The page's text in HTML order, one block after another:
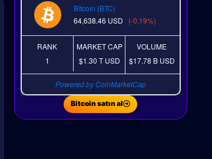
Bitcoin (BTC)
64,638.46 USD (-0.19%)
RANK
1
MARKET CAP
$1.30 TUSD
VOLUME
$17.78 B USD
Powered by CoinMarketCap
Bitcoin satın al